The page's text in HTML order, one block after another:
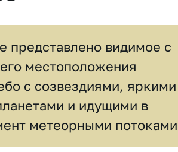
представлено видимое c
местоположения
c созвездиями, яркими
и идущими в
метеорными